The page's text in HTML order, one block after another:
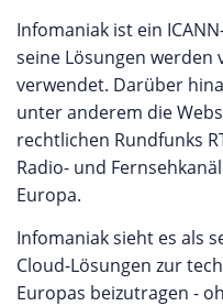
Infomaniak ist ein
seine Lösungen
verwendet. Darüber
unter anderem die
rechtlichen Rundfunks
Radio- und
Europa.
Infomaniak sieht es als
Cloud-Lösungen zur
Europas beizutragen -